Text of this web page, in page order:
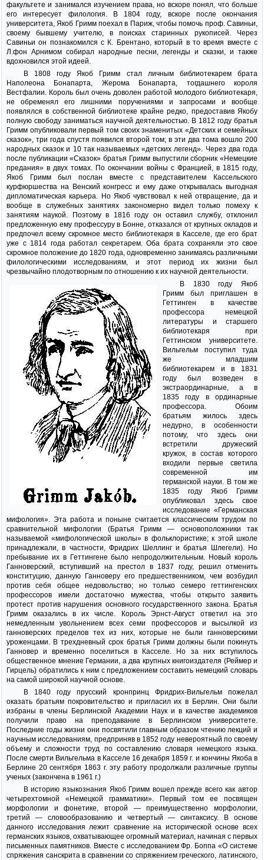
факультете и занимался изучением права, но вскоре понял, что больше
его интересует филология. В 1804 году, вскоре после окончания
университета, Якоб Гримм поехал в Париж, чтобы помочь проф. Савиньи,
своему бывшему учителю, в поисках старинных рукописей. Через
Савиньи он познакомился с К. Брентано, который в то время вместе с
Л.фон Арнимом собирал народные песни, легенды и сказки, и также
вдохновился этой идеей.
В 1808 году Якоб Гримм стал личным библиотекарем брата
Наполеона Бонапарта, Жерома Бонапарта, тогдашнего короля
Вестфалии. Король был очень доволен работой молодого библиотекаря,
не обременял его лишними поручениями и запросами и вообще
появлялся в собственной библиотеке крайне редко, предоставив Якобу
полную свободу заниматься научной деятельностью. В 1812 году братья
Гримм опубликовали первый том своих знаменитых «Детских и семейных
сказок», три года спустя появился второй том; в эти два тома вошло 200
народных сказок и 10 так называемых «детских легенд». Через два года
после публикации «Сказок» братья Гримм выпустили сборник «Немецкие
предания» в двух томах. По окончании войны с Францией, в 1815 году,
Якоб Гримм был послан вместе с представителем Кассельского
курфюршества на Венский конгресс и ему даже открывалась выгодная
дипломатическая карьера. Но Якоб чувствовал к ней отвращение, да и
вообще в служебных занятиях закономерно видел только помеху к
занятиям наукой. Поэтому в 1816 году он оставил службу, отклонил
предложенную ему профессуру в Бонне, отказался от крупных окладов и
предпочел всему скромное место библиотекаря в Касселе, где его брат
уже с 1814 года работал секретарем. Оба брата сохраняли это свое
скромное положение до 1820 года, одновременно занимаясь различными
филологическими исследованиям, и этот период их жизни был
чрезвычайно плодотворным по отношению к их научной деятельности.
В 1830 году Якоб
Гримм был приглашен в
Геттинген в качестве
профессора немецкой
литературы и старшего
библиотекаря при
Геттинском университете.
Вильгельм поступил туда
же младшим
библиотекарем и в 1831
году был возведен в
экстраординарные, а в
1835 году в ординарные
профессора. Обоим
братьям жилось здесь
недурно, в особенности
потому, что здесь они
встретили дружеский
кружок, в состав которого
входили первые светила
современной им
германской науки. В том же
1835 году Якоб Гримм
опубликовал здесь свое
исследование «Германская
мифология». Эта работа и поныне считается классическим трудом по
сравнительной мифологии (Братья Гримм — основоположники так
называемой «мифологической школы» в фольклористике; к этой школе
принадлежали, в частности, Фридрих Шеллинг и братья Шлегели). Но
пребывание их в Геттингене было непродолжительным. Новый король
Ганноверский, вступивший на престол в 1837 году, решил отменить
конституцию, данную Ганноверу его предшественником, чем возбудил
против себя общее недовольство; но только семеро геттингенских
профессоров имели достаточно мужества, чтобы открыто заявить
протест против нарушения основного государственного закона. Братья
Гримм оказались в их числе. Король Эрнст-Август ответил на это
немедленным увольнением всех семи профессоров и высылкой из
ганноверских пределов тех из них, которые не были ганноверскими
уроженцами. В трехдневный срок братья Гримм должны были покинуть
Ганновер и временно поселиться в Касселе. Но за них вступилось
общественное мнение Германии, а два крупных книгоиздателя (Реймер и
Гирцель) обратились к ним с предложением составить немецкий словарь
на самой широкой научной основе.
В 1840 году прусский кронпринц Фридрих-Вильгельм пожелал
оказать братьям покровительство и пригласил их в Берлин. Они были
избраны в члены Берлинской Академии Наук и в качестве академиков
получили право на преподавание в Берлинском университете.
Последние годы жизни они посвятили главным образом чтению лекций и
научным исследованиям, предприняв в 1852 году невероятный по своему
объему и сложности труд по составлению словаря немецкого языка.
После смерти Вильгельма в Касселе 16 декабря 1859 г. и кончины Якоба в
Берлине 20 сентября 1863 г. эту работу продолжали различные группы
ученых (закончена в 1961 г.)
В историю языкознания Якоб Гримм вошел прежде всего как автор
четырехтомной «Немецкой грамматики». Первый том ее посвящен
морфологии и фонетике, второй — преимущественно морфологии,
третий — словообразованию и четвертый — синтаксису. В основе
данного исследования лежит сравнение на исторической основе всех
германских языков, охватывающее огромный материал, начиная с первых
письменных памятников. Вместе с исследованием Фр. Боппа «О системе
спряжения санскрита в сравнении со спряжением греческого, латинского,